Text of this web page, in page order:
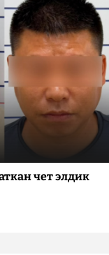
чет элдик